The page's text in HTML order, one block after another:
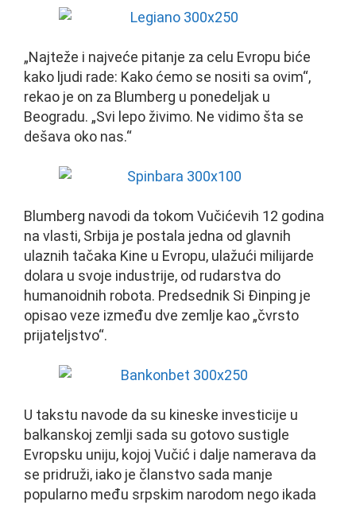
„Najteže i najveće pitanje za celu Evropu biće
kako ljudi rade: Kako ćemo se nositi sa ovim“,
rekao je on za Blumberg u ponedeljak u
Beogradu. „Svi lepo živimo. Ne vidimo šta se
dešava oko nas.“
Blumberg navodi da tokom Vučićevih 12 godina
na vlasti, Srbija je postala jedna od glavnih
ulaznih tačaka Kine u Evropu, ulažući milijarde
dolara u svoje industrije, od rudarstva do
humanoidnih robota. Predsednik Si Đinping je
opisao veze između dve zemlje kao „čvrsto
prijateljstvo“.
U takstu navode da su kineske investicije u
balkanskoj zemlji sada su gotovo sustigle
Evropsku uniju, kojoj Vučić i dalje namerava da
se pridruži, iako je članstvo sada manje
popularno među srpskim narodom nego ikada